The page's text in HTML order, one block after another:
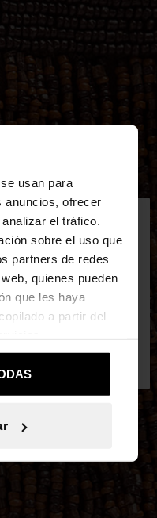
usan para
anuncios, ofrecer
el tráfico.
sobre el uso que
partners de redes
quienes pueden
que les haya
a partir del
¿Quieres ir a